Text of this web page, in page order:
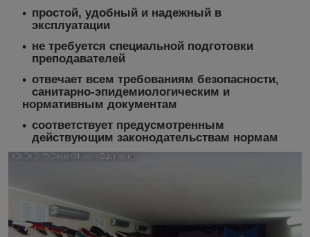
простой, удобный и надежный в
эксплуатации
не требуется специальной подготовки
преподавателей
отвечает всем требованиям безопасности,
санитарно-эпидемиологическим и
нормативным документам
соответствует предусмотренным
действующим законодательствам нормам